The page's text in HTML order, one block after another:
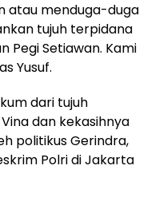
atau menduga-duga
tujuh terpidana
Pegi Setiawan. Kami
Yusuf.
dari tujuh
dan kekasihnya
politikus Gerindra,
Polri di Jakarta